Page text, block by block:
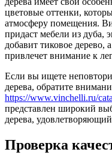
цветовые оттенки,
атмосферу помещения.
придаст мебели из дуба,
добавит тиковое дерево,
привлечет внимание к
Если вы ищете
дерева, обратите
https://www.vinchelli.ru/
представлен широкий
дерева,
Проверка